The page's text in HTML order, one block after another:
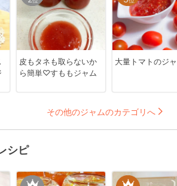
皮もタネも取らないか
ら簡単♡すももジャム
大量トマトのジ
その他のジャムのカテゴリへ
シピ